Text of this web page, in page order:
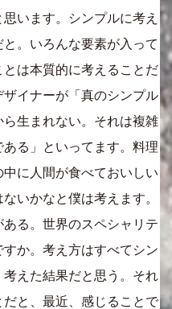
います。シンプルに考え
。いろんな要素が入って
は本質的に考えることだ
イナーが「真のシンプル
生まれない。それは複雑
る」といってます。料理
に人間が食べておいしい
いかなと僕は考えます。
る。世界のスペシャリテ
か。考え方はすべてシン
えた結果だと思う。それ
と、最近、感じることで